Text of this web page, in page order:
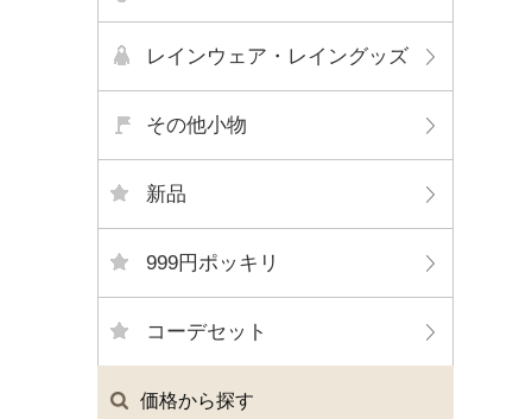
レインウェア・レイングッズ
その他小物
新品
999円ポッキリ
コーデセット
価格から探す